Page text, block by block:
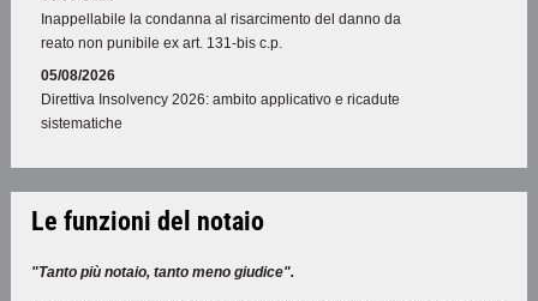
Inappellabile la condanna al risarcimento del danno da
reato non punibile ex art. 131-bis c.p.
05/08/2026
Direttiva Insolvency 2026: ambito applicativo e ricadute
sistematiche
Le funzioni del notaio
"Tanto più notaio, tanto meno giudice".